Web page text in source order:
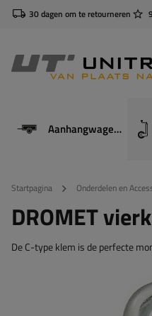
30 dagen om te retourneren
Aanhangwagens
Startpagina Onderdelen en
DROMET
De C-type klem is de perfecte